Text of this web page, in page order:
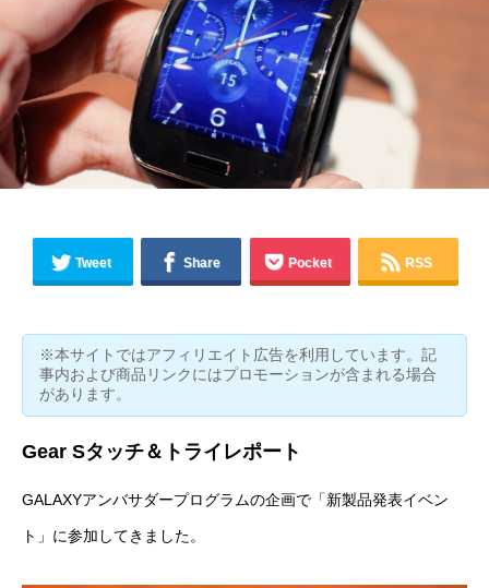
Tweet Share Pocket RSS
※本サイトではアフィリエイト広告を利用しています。記
事内および商品リンクにはプロモーションが含まれる場合
があります。
Gear Sタッチ＆トライレポート
GALAXYアンバサダープログラムの企画で「新製品発表イベン
ト 」に参加してきました。